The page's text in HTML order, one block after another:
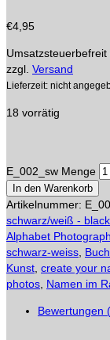
€4,95
zzgl. Versand
Lieferzeit: nicht
18 vorrätig
E_002_sw Menge
In den Warenkorb
Artikelnummer:
schwarz/weiß -
Alphabet
schwarz-weiss
Kunst create your
photos Namen im
Bewertungen